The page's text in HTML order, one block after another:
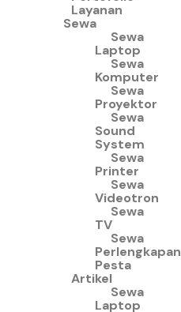
Layanan
Sewa
Sewa
Laptop
Sewa
Komputer
Sewa
Proyektor
Sewa
Sound
System
Sewa
Printer
Sewa
Videotron
Sewa
TV
Sewa
Perlengkapan
Pesta
Artikel
Sewa
Laptop